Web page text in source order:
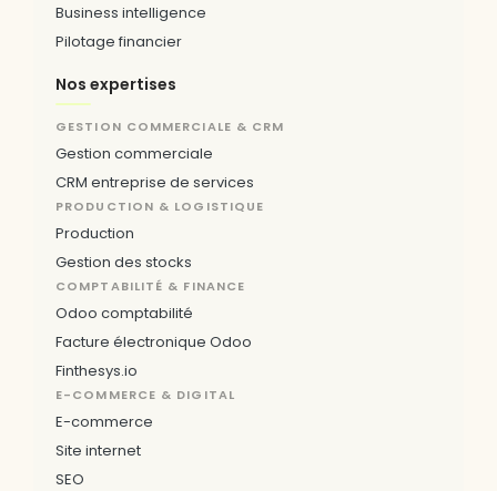
Business intelligence
Pilotage financier
Nos expertises
GESTION COMMERCIALE & CRM
Gestion commerciale
CRM entreprise de services
PRODUCTION & LOGISTIQUE
Production
Gestion des stocks
COMPTABILITÉ & FINANCE
Odoo comptabilité
Facture électronique Odoo
Finthesys.io
E-COMMERCE & DIGITAL
E-commerce
Site internet
SEO